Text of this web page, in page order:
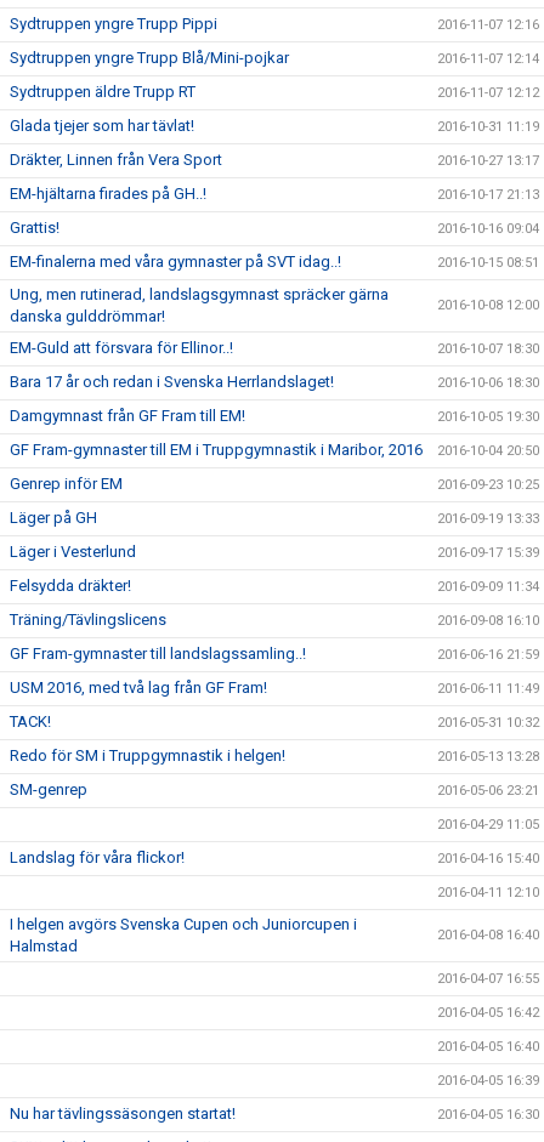
Sydtruppen yngre Trupp Pippi 2016-11-07 12:16
Sydtruppen yngre Trupp Blå/Mini-pojkar 2016-11-07 12:14
Sydtruppen äldre Trupp RT 2016-11-07 12:12
Glada tjejer som har tävlat! 2016-10-31 11:19
Dräkter, Linnen från Vera Sport 2016-10-27 13:17
EM-hjältarna firades på GH..! 2016-10-17 21:13
Grattis! 2016-10-16 09:04
EM-finalerna med våra gymnaster på SVT idag..! 2016-10-15 08:51
Ung, men rutinerad, landslagsgymnast spräcker gärna
danska gulddrömmar!
2016-10-08 12:00
EM-Guld att försvara för Ellinor..! 2016-10-07 18:30
Bara 17 år och redan i Svenska Herrlandslaget! 2016-10-06 18:30
Damgymnast från GF Fram till EM! 2016-10-05 19:30
GF Fram-gymnaster till EM i Truppgymnastik i Maribor, 2016 2016-10-04 20:50
Genrep inför EM 2016-09-23 10:25
Läger på GH 2016-09-19 13:33
Läger i Vesterlund 2016-09-17 15:39
Felsydda dräkter! 2016-09-09 11:34
Träning/Tävlingslicens 2016-09-08 16:10
GF Fram-gymnaster till landslagssamling..! 2016-06-16 21:59
USM 2016, med två lag från GF Fram! 2016-06-11 11:49
TACK! 2016-05-31 10:32
Redo för SM i Truppgymnastik i helgen! 2016-05-13 13:28
SM-genrep 2016-05-06 23:21
2016-04-29 11:05
Landslag för våra flickor! 2016-04-16 15:40
2016-04-11 12:10
I helgen avgörs Svenska Cupen och Juniorcupen i
Halmstad
2016-04-08 16:40
2016-04-07 16:55
2016-04-05 16:42
2016-04-05 16:40
2016-04-05 16:39
Nu har tävlingssäsongen startat! 2016-04-05 16:30